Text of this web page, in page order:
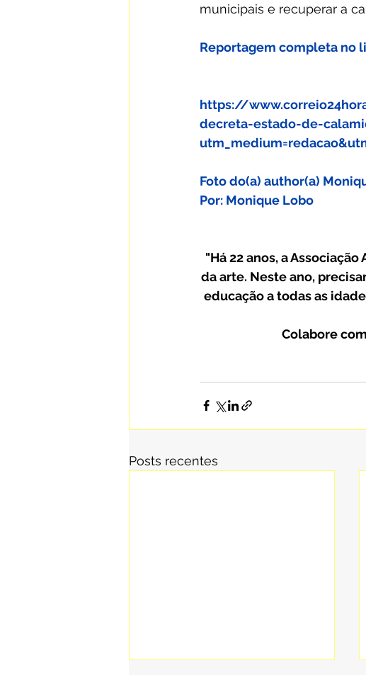
municipais e recuperar a
Reportagem completa no
https://
decreta-estado-de-
Foto do(a) author(a)
Por: Monique Lobo
"Há 22 anos, a
da arte. Neste ano,
educação a todas as
Colabore
Posts recentes